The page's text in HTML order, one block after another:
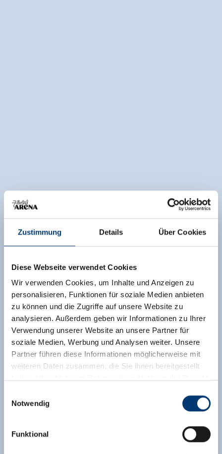
Zustimmung Details Über Cookies
Diese Webseite verwendet Cookies
Wir verwenden Cookies, um Inhalte und Anzeigen zu
personalisieren, Funktionen für soziale Medien anbieten
zu können und die Zugriffe auf unsere Website zu
analysieren. Außerdem geben wir Informationen zu Ihrer
Verwendung unserer Website an unsere Partner für
soziale Medien, Werbung und Analysen weiter. Unsere
Partner führen diese Informationen möglicherweise mit
weiteren Daten zusammen, die Sie ihnen bereitgestellt
Rohr 23// A-6280 Zell am Ziller
Notwendig
Funktional